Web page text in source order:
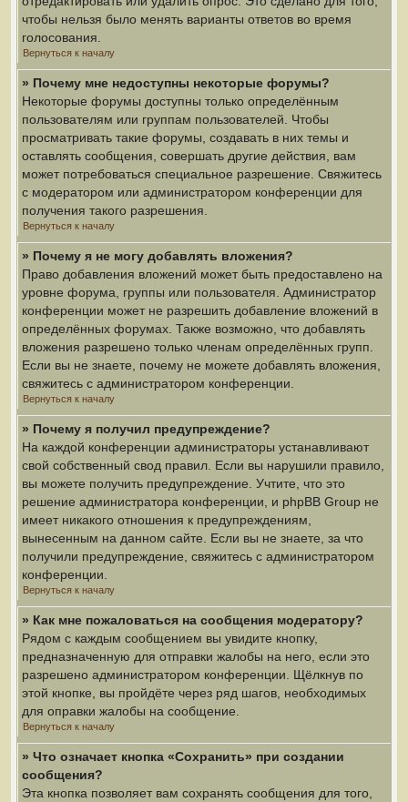
чтобы нельзя было менять варианты ответов во время
голосования.
Вернуться к началу
» Почему мне недоступны некоторые форумы?
Некоторые форумы доступны только определённым
пользователям или группам пользователей. Чтобы
просматривать такие форумы, создавать в них темы и
оставлять сообщения, совершать другие действия, вам
может потребоваться специальное разрешение. Свяжитесь
с модератором или администратором конференции для
получения такого разрешения.
Вернуться к началу
» Почему я не могу добавлять вложения?
Право добавления вложений может быть предоставлено на
уровне форума, группы или пользователя. Администратор
конференции может не разрешить добавление вложений в
определённых форумах. Также возможно, что добавлять
вложения разрешено только членам определённых групп.
Если вы не знаете, почему не можете добавлять вложения,
свяжитесь с администратором конференции.
Вернуться к началу
» Почему я получил предупреждение?
На каждой конференции администраторы устанавливают
свой собственный свод правил. Если вы нарушили правило,
вы можете получить предупреждение. Учтите, что это
решение администратора конференции, и phpBB Group не
имеет никакого отношения к предупреждениям,
вынесенным на данном сайте. Если вы не знаете, за что
получили предупреждение, свяжитесь с администратором
конференции.
Вернуться к началу
» Как мне пожаловаться на сообщения модератору?
Рядом с каждым сообщением вы увидите кнопку,
предназначенную для отправки жалобы на него, если это
разрешено администратором конференции. Щёлкнув по
этой кнопке, вы пройдёте через ряд шагов, необходимых
для оправки жалобы на сообщение.
Вернуться к началу
» Что означает кнопка «Сохранить» при создании
сообщения?
Эта кнопка позволяет вам сохранять сообщения для того,